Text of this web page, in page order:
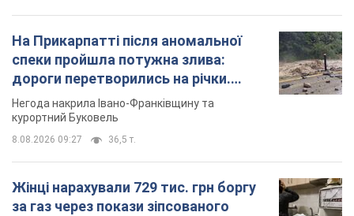
На Прикарпатті після аномальної
спеки пройшла потужна злива:
дороги перетворились на річки.
Відео
Негода накрила Івано-Франківщину та
курортний Буковель
8.08.2026 09:27 36,5 т.
Жінці нарахували 729 тис. грн боргу
за газ через покази зіпсованого